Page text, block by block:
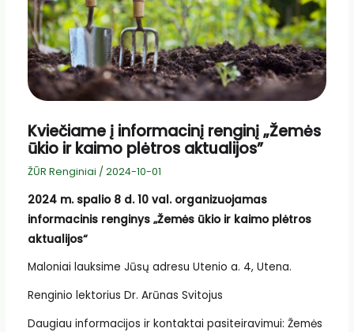
Kviečiame į informacinį renginį „Žemės
ūkio ir kaimo plėtros aktualijos”
ŽŪR Renginiai / 2024-10-01
2024 m. spalio 8 d. 10 val. organizuojamas
informacinis renginys „Žemės ūkio ir kaimo plėtros
aktualijos“
Maloniai lauksime Jūsų adresu Utenio a. 4, Utena.
Renginio lektorius Dr. Arūnas Svitojus
Daugiau informacijos ir kontaktai pasiteiravimui: Žemės